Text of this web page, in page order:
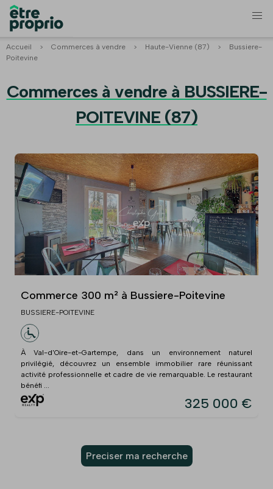
Accueil > Commerces à vendre > Haute-Vienne (87) >
Bussiere-
Poitevine
Commerces à vendre à BUSSIERE-
POITEVINE (87)
Commerce 300 m² à Bussiere-Poitevine
BUSSIERE-POITEVINE
À Val-d'Oire-et-Gartempe, dans un environnement naturel
privilégié, découvrez un ensemble immobilier rare réunissant
activité professionnelle et cadre de vie remarquable. Le restaurant
bénéfi ...
325 000 €
Preciser ma recherche